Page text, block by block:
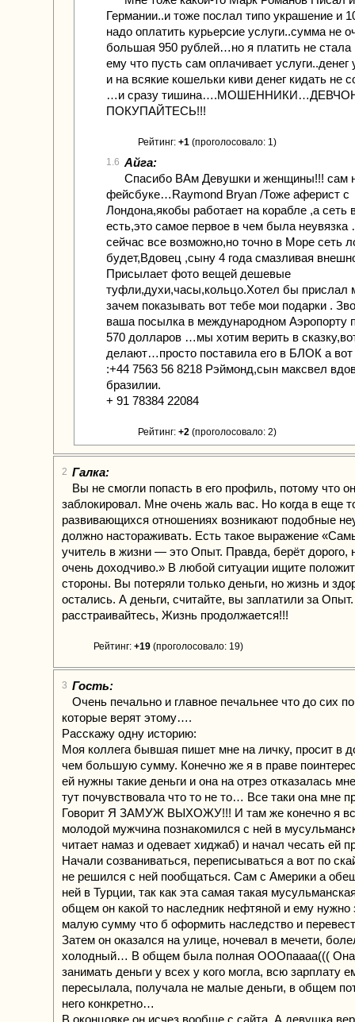
Германии..и тоже послал типо украшение и
надо оплатить курьерсие услуги..сумма не
большая 950 рублей…но я платить не стала
ему что пусть сам оплачивает
и на всякие кошельки киви денег кидать не
…и сразу
ПОКУПАЙТЕСЬ!!!
Рейтинг: +1 (проголосовало: 1)
1.6 Айга:
Спасибо ВАм Девушки и женщины!!! сам
фейсбуке…Raymond Bryan /Тоже аферист с
Лондона,якобы работает на корабле ,а сеть
есть,это самое первое в чем была неувязка
сейчас все возможно,но точно в Море сеть
будет,Вдовец ,сыну 4 года смазливая
Присылает фото вещей дешевые
туфли,духи,часы,кольцо.Хотел бы прислал
зачем показывать вот тебе мои подарки .
ваша посылка в международном Аэропорту
570 долларов …мы хотим верить в
делают…просто поставила его в БЛОК а
:+44 7563 56 8218 Рэймонд,сын максвел
бразилии.
+ 91 78384 22084
Рейтинг: +2 (проголосовало: 2)
2 Галка:
Вы не смогли попасть в его профиль, потому что
заблокировал. Мне очень жаль вас. Но когда в еще
развивающихся отношениях возникают подобные
должно настораживать. Есть такое выражение
учитель в жизни — это Опыт. Правда, берёт дорого,
очень доходчиво.» В любой ситуации ищите
стороны. Вы потеряли только деньги, но жизнь и
остались. А деньги, считайте, вы заплатили за
расстраивайтесь, Жизнь продолжается!!!
Рейтинг: +19 (проголосовало: 19)
3 Гость:
Очень печально и главное печальнее что до сих
которые верят этому….
Расскажу одну историю:
Моя коллега бывшая пишет мне на личку, просит в
чем большую сумму. Конечно же я в праве
ей нужны такие деньги и она на отрез отказалась
тут почувствовала что то не то… Все таки она мне
Говорит Я ЗАМУЖ ВЫХОЖУ!!! И там же конечно я
молодой мужчина познакомился с ней в
читает намаз и одевает хиджаб) и начал чесать ей
Начали созваниваться, переписываться а вот по
не решился с ней пообщаться. Сам с Америки а
ней в Турции, так как эта самая такая
общем он какой то наследник нефтяной и ему нужно
малую сумму что б оформить наследство и
Затем он оказался на улице, ночевал в мечети,
холодный… В общем была полная ОООпаааа((( Она
занимать деньги у всех у кого могла, всю зарплату
пересылала, получала не малые деньги, в общем
него конкретно…
В оконцовке он исчез вообще с сайта. А девушка